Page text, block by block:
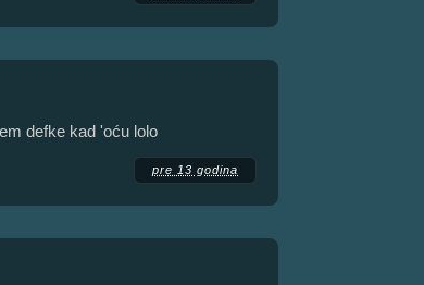
defke kad 'oću lolo
pre 13 godina